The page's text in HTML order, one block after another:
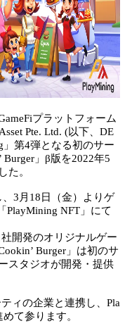
プラットフォーム
Pte. Ltd. (以下、DE
第4弾となる初のサー
Burger」β版を2022年5
た。
、3月18日（金）よりゲ
PlayMining NFT」にて
開発のオリジナルゲー
Burger」は初のサ
スタジオが開発・提供
ィの企業と連携し、Pla
て参ります。